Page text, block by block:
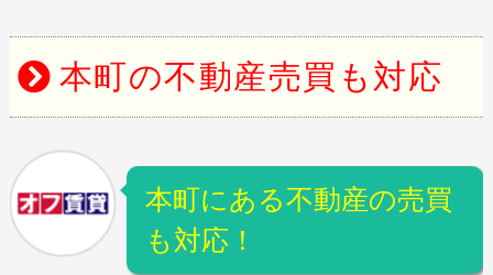
本町の不動産売買も対応
本町にある不動産の売買
も対応！